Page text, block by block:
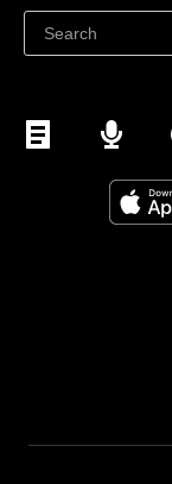
페이스북에서 판매
인스타그램에서 판